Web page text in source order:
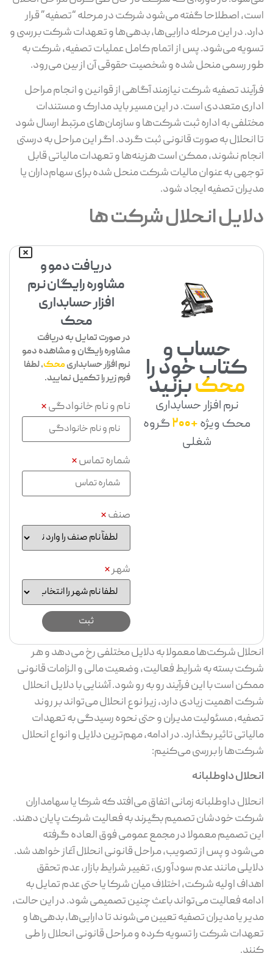
است، اصطلاحا گفته می‌شود شرکت در مرحله “تصفیه” قرار
دارد. در این مرحله دارایی‌ها، بدهی‌ها و تعهدات شرکت بررسی و
تسویه می‌شود. پس از اتمام کامل عملیات تصفیه، شرکت به
‌طور رسمی منحل شده و شخصیت حقوقی آن از بین می‌رود.
فرآیند تصفیه شرکت نیازمند آگاهی از قوانین و انجام مراحل
اداری متعددی است. در این مسیر باید مدارک و مستندات
مختلفی به اداره ثبت شرکت‌ها و سازمان‌های مرتبط ارسال شود
تا انحلال به ‌صورت قانونی ثبت گردد. اگر این مراحل به ‌درستی
انجام نشوند، ممکن است هزینه‌ها و تعهدات مالیاتی قابل
‌توجهی به‌ عنوان مالیات شرکت منحل ‌شده برای سهام‌داران یا
مدیران تصفیه ایجاد شود.
دلایل انحلال شرکت ها
حساب و
کتاب خود را
محکبزنید
نرم افزار حسابداری
محک ویژه+200
گروه
شغلی
دریافت دمو و
مشاوره رایگان نرم
افزار حسابداری
محک
در صورت تمایل به دریافت
مشاوره رایگان و مشاهده دمو
نرم افزار حسابداریمحک، لطفا
فرم زیر را تکمیل نمایید.
نام و نام خانوادگی*
شماره تماس*
صنف*
شهر*
انحلال شرکت‌ها معمولا به دلایل مختلفی رخ می‌دهد و هر
شرکت بسته به شرایط فعالیت، وضعیت مالی و الزامات قانونی
ممکن است با این فرآیند رو به‌ رو شود. آشنایی با دلایل انحلال
شرکت اهمیت زیادی دارد، زیرا نوع انحلال می‌تواند بر روند
تصفیه، مسئولیت مدیران و حتی نحوه رسیدگی به تعهدات
مالیاتی تاثیر بگذارد. در ادامه، مهم‌ترین دلایل و انواع انحلال
شرکت‌ها را بررسی می‌کنیم:
انحلال داوطلبانه
انحلال داوطلبانه زمانی اتفاق می‌افتد که شرکا یا سهامداران
شرکت خودشان تصمیم بگیرند به فعالیت شرکت پایان دهند.
این تصمیم معمولا در مجمع عمومی فوق ‌العاده گرفته
می‌شود و پس از تصویب، مراحل قانونی انحلال آغاز خواهد شد.
دلایلی مانند عدم سودآوری، تغییر شرایط بازار، عدم تحقق
اهداف اولیه شرکت، اختلاف میان شرکا یا حتی عدم تمایل به
ادامه فعالیت می‌تواند باعث چنین تصمیمی شود. در این حالت،
مدیر یا مدیران تصفیه تعیین می‌شوند تا دارایی‌ها، بدهی‌ها و
تعهدات شرکت را تسویه کرده و مراحل قانونی انحلال را طی
کنند.